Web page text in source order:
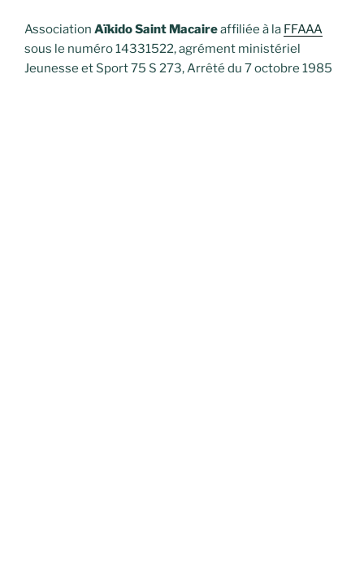
Association Aïkido Saint Macaireaffiliée à la FFAAA
sous le numéro 14331522, agrément ministériel
Jeunesse et Sport 75 S 273, Arrêté du 7 octobre 1985